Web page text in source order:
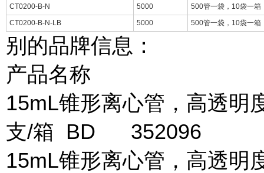
CT0200-B-N
5000
500管一袋，10袋一箱
CT0200-B-N-LB
5000 500管一袋，10袋一箱
别的品牌信息：
产品名称 包
15mL锥形离心管，高透
支/箱 BD 352096
15mL锥形离心管，高透明